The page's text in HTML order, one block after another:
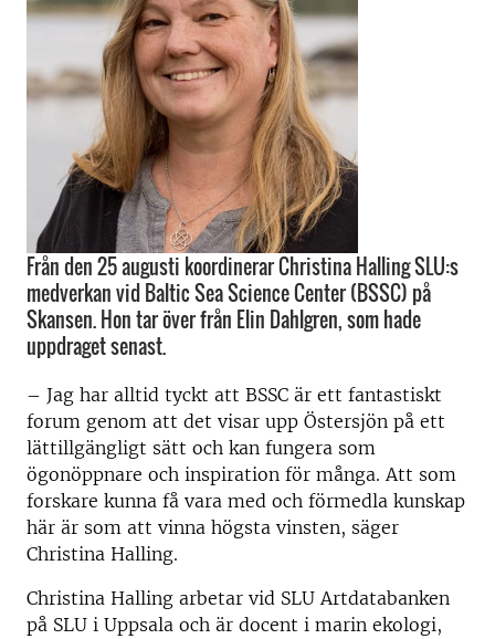
Från den 25 augusti koordinerar Christina Halling SLU:s
medverkan vid Baltic Sea Science Center (BSSC) på
Skansen. Hon tar över från Elin Dahlgren, som hade
uppdraget senast.
– Jag har alltid tyckt att BSSC är ett fantastiskt
forum genom att det visar upp Östersjön på ett
lättillgängligt sätt och kan fungera som
ögonöppnare och inspiration för många. Att som
forskare kunna få vara med och förmedla kunskap
här är som att vinna högsta vinsten, säger
Christina Halling.
Christina Halling arbetar vid SLU Artdatabanken
på SLU i Uppsala och är docent i marin ekologi,